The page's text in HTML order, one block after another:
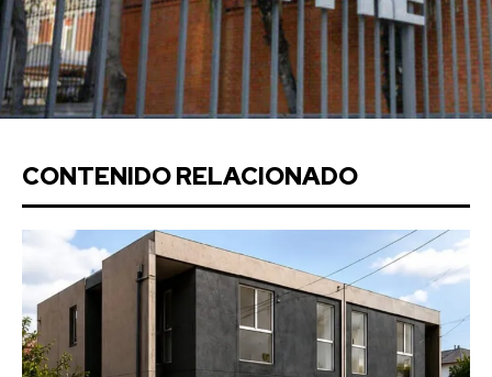
CONTENIDO RELACIONADO